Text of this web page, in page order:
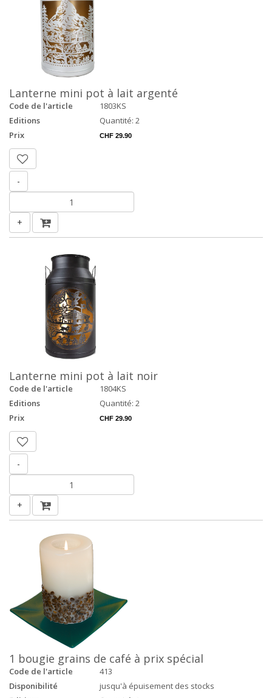
Lanterne mini pot à lait argenté
Code de l'article
1803KS
Editions
Quantité: 2
Prix
CHF 29.90
-
+
Lanterne mini pot à lait noir
Code de l'article
1804KS
Editions
Quantité: 2
Prix
CHF 29.90
-
+
1 bougie grains de café à prix spécial
Code de l'article
413
Disponibilité
jusqu'à épuisement des stocks